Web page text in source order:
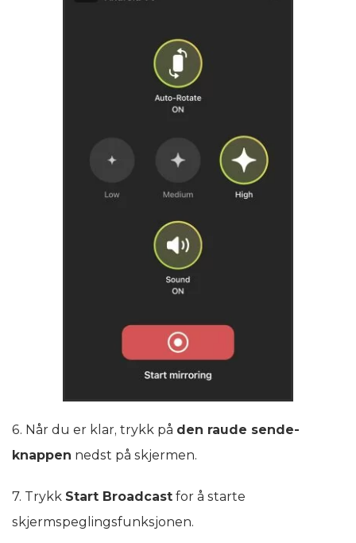
6. Når du er klar, trykk på den raude sende-
knappen nedst på skjermen.
7. Trykk Start Broadcast for å starte
skjermspeglingsfunksjonen.